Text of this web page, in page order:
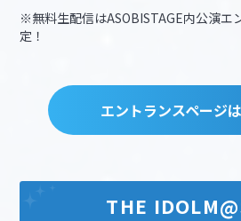
※無料生配信はASOBISTAGE内公演エ
定！
エントランスページ
THE